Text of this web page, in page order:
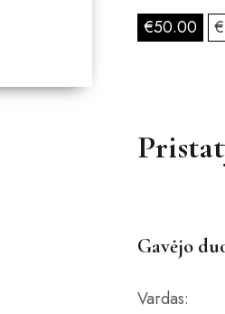
€50.00 €
Gavėjo
Vardas: